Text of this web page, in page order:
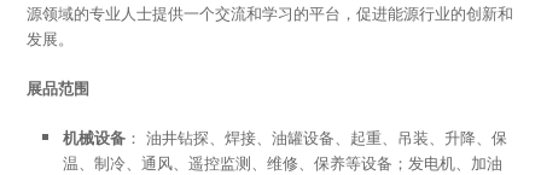
源领域的专业人士提供一个交流和学习的平台，促进能源行业的创新和
发展。
展品范围
机械设备 ： 油井钻探、焊接、油罐设备、起重、吊装、升降、保
温、制冷、通风、遥控监测、维修、保养等设备；发电机、加油